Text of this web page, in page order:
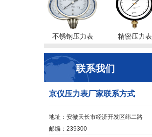
不锈钢压力表 精密压力表
联系我们
京仪压力表厂家联系方式
地址：安徽天长市经济开发区纬二路
邮编：239300